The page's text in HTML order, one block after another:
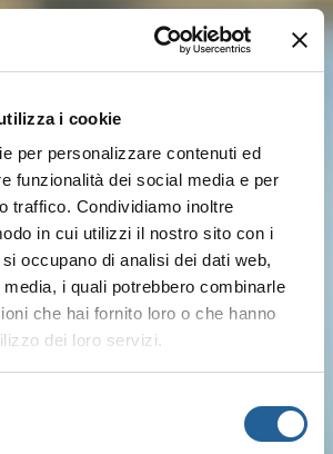
i cookie
per personalizzare contenuti ed
funzionalità dei social media e per
traffico. Condividiamo inoltre
in cui utilizzi il nostro sito con i
occupano di analisi dei dati web,
i quali potrebbero combinarle
che hai fornito loro o che hanno
dei loro servizi.